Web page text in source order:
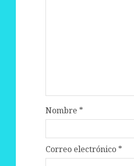
Nombre *
Correo electrónico *